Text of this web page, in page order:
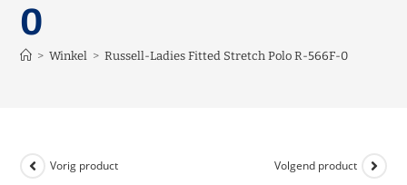
0
> Winkel > Russell-Ladies Fitted Stretch Polo R-566F-0
Vorig product Volgend product